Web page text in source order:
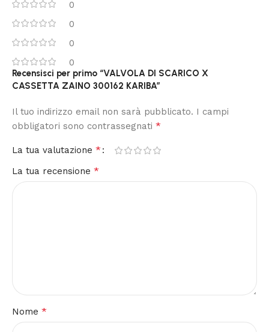
0
0
0
0
Recensisci per primo “VALVOLA DI SCARICO X
CASSETTA ZAINO 300162 KARIBA”
Il tuo indirizzo email non sarà pubblicato. I campi
obbligatori sono contrassegnati *
La tua valutazione *
La tua recensione *
Nome *